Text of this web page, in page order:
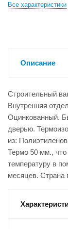
Все характеристики
Описание
Строительный
Внутренняя
Оцинкованный.
дверью.
из:
Термо 50 мм.,
температуру в
месяцев. Страна